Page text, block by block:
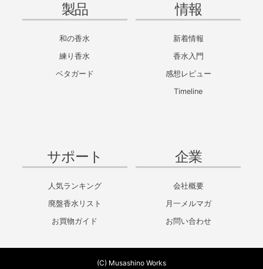
製品
和の香水
練り香水
ベタガード
情報
新着情報
香水入門
感想レビュー
Timeline
サポート
人気ランキング
廃盤香水リスト
お買物ガイド
企業
会社概要
月一メルマガ
お問い合わせ
(C) Musashino Works